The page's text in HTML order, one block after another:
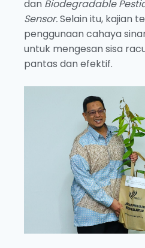
dan Biodegradable
Sensor.Selain itu, kajian
penggunaan cahaya
untuk mengesan sisa
pantas dan efektif.